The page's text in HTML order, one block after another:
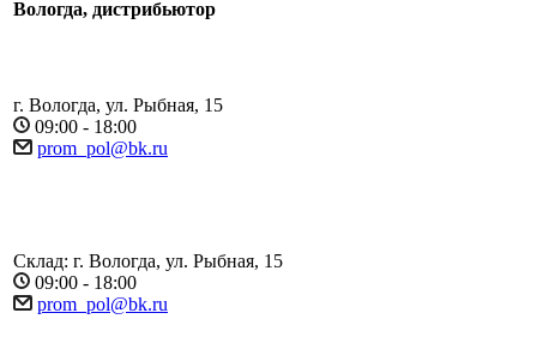
Вологда, дистрибьютор
г. Вологда, ул. Рыбная, 15
09:00 - 18:00
prom_pol@bk.ru
Склад: г. Вологда, ул. Рыбная, 15
09:00 - 18:00
prom_pol@bk.ru